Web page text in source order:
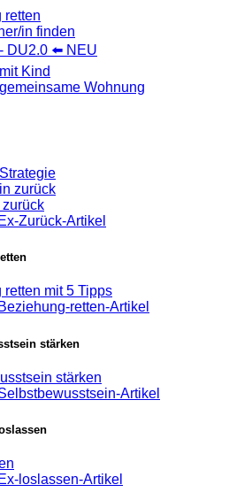
retten
in finden
DU2.0 ⬅️ NEU
Kind
Wohnung
zurück
zurück
Zurück-Artikel
retten mit 5 Tipps
retten-Artikel
stärken
stärken
Artikel
loslassen-Artikel